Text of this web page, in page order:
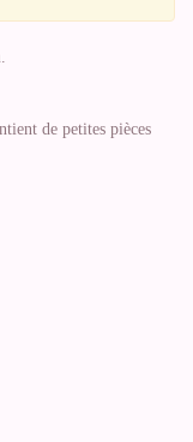
de petites pièces